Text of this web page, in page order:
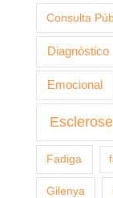
Consulta
Diagnóstico
Emocional
Fadiga
Gilenya